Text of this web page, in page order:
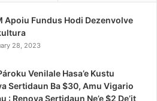
Apoiu Fundus Hodi Dezenvolve
28, 2023
Venilale Hasa’e Kustu
Sertidaun Ba $30, Amu Vigario
: Renova Sertidaun Ne’e $2 De’it